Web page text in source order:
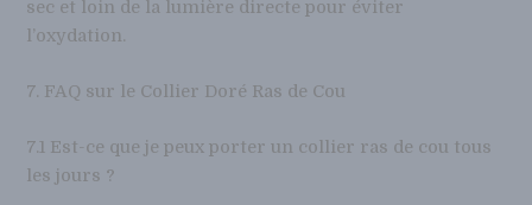
sec et loin de la lumière directe pour éviter
l’oxydation.
7. FAQ sur le Collier Doré Ras de Cou
7.1 Est-ce que je peux porter un collier ras de cou tous
les jours ?